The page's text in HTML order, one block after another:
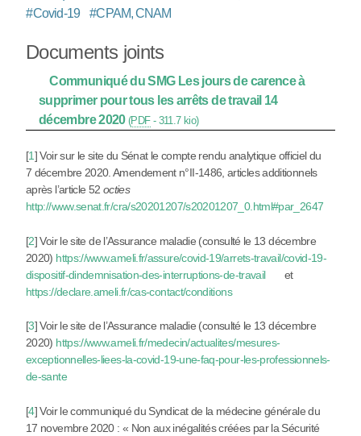
#Covid-19 #CPAM, CNAM
Documents joints
Communiqué du SMG Les jours de carence à
supprimer pour tous les arrêts de travail 14
décembre 2020 (PDF- 311.7 kio)
[1]Voir sur le site du Sénat le compte rendu analytique officiel du
7 décembre 2020. Amendement n°II-1486, articles additionnels
après l’article 52 octies
http://www.senat.fr/cra/s20201207/s20201207_0.html#par_2647
[2]Voir le site de l’Assurance maladie (consulté le 13 décembre
2020) https://www.ameli.fr/assure/covid-19/arrets-travail/covid-19-
dispositif-dindemnisation-des-interruptions-de-travail
et
https://declare.ameli.fr/cas-contact/conditions
[3]Voir le site de l’Assurance maladie (consulté le 13 décembre
2020) https://www.ameli.fr/medecin/actualites/mesures-
exceptionnelles-liees-la-covid-19-une-faq-pour-les-professionnels-
de-sante
[4]Voir le communiqué du Syndicat de la médecine générale du
17 novembre 2020 : « Non aux inégalités créées par la Sécurité